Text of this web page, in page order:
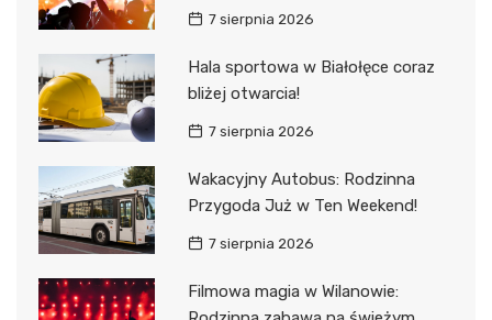
7 sierpnia 2026
Hala sportowa w Białołęce coraz
bliżej otwarcia!
7 sierpnia 2026
Wakacyjny Autobus: Rodzinna
Przygoda Już w Ten Weekend!
7 sierpnia 2026
Filmowa magia w Wilanowie: